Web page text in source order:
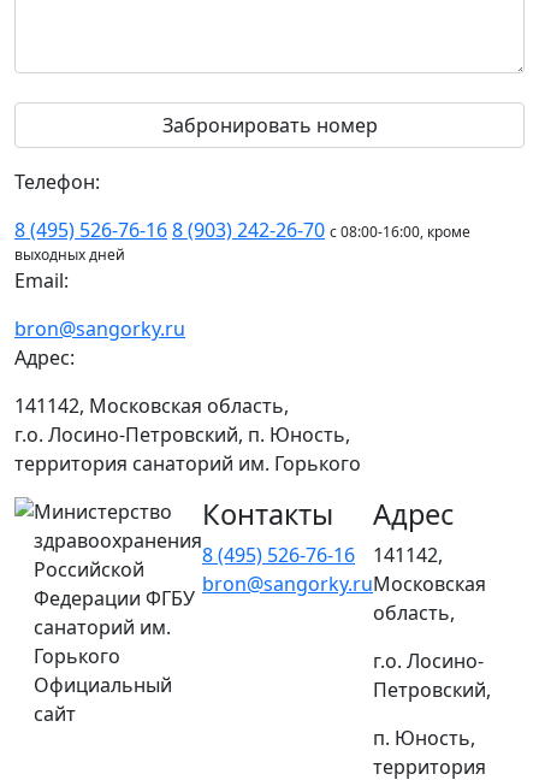
Телефон:
8 (495) 526-76-168 (903) 242-26-70 с 08:00-16:00, кроме
выходных дней
Email:
bron@sangorky.ru
Адрес:
141142, Московская область,
г.о. Лосино-Петровский, п. Юность,
территория санаторий им. Горького
Министерство
здравоохранения
Российской
Федерации ФГБУ
санаторий им.
Горького
Официальный
сайт
Контакты
8 (495) 526-76-16
bron@sangorky.ru
Адрес
141142,
Московская
область,
г.о. Лосино-
Петровский,
п. Юность,
территория